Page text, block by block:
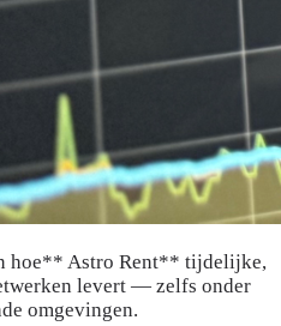
hoe** Astro Rent** tijdelijke,
levert — zelfs onder
omgevingen.